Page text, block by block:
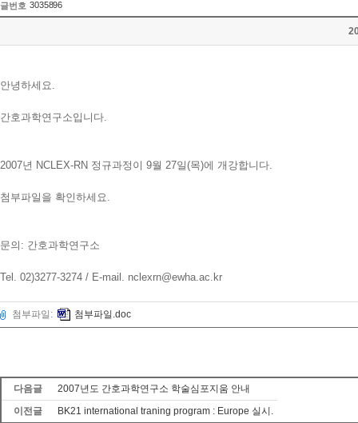
글번호 3035896
안녕하세요.
간호과학연구소입니다.
2007년 NCLEX-RN 정규과정이 9월 27일(목)에 개강합니다.
첨부파일을 확인하세요.
문의: 간호과학연구소
Tel. 02)3277-3274 / E-mail. nclexrn@ewha.ac.kr
첨부파일: 첨부파일.doc
다음글
2007년도 간호과학연구소 학술심포지움 안내
이전글
BK21 international traning program : Europe 실시.